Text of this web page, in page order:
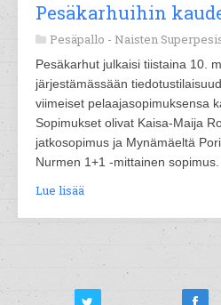
Pesäkarhuihin
Pesäpallo - Naisten
Pesäkarhut julkaisi tiistaina 10.
järjestämässään
viimeiset pelaajasopimuksensa
Sopimukset olivat Kaisa-Maija
jatkosopimus ja Mynämäeltä
Nurmen 1+1 -mittainen sopimus.
Lue lisää